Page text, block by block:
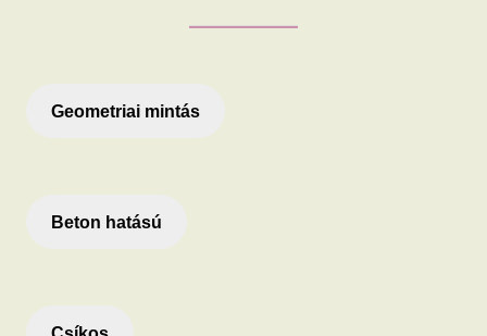
Geometriai mintás
Beton hatású